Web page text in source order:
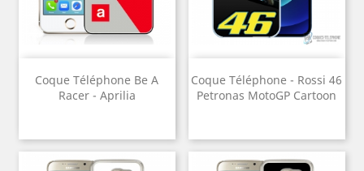
Coque Téléphone Be A
Racer - Aprilia
Coque Téléphone - Rossi 46
Petronas MotoGP Cartoon